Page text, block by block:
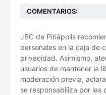
COMENTARIOS:
JBC de Piriápolis
personales en la caja de
privacidad. Asimismo,
usuarios de mantener la
moderación previa,
se responsabiliza por las